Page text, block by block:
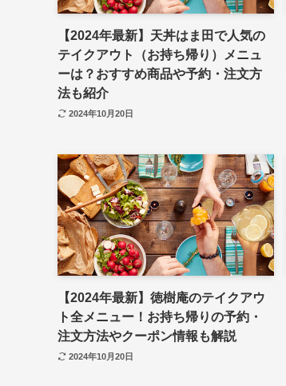
【2024年最新】天丼はま田で人気の
テイクアウト（お持ち帰り）メニュ
ーは？おすすめ商品や予約・注文方
法も紹介
2024年10月20日
【2024年最新】徳樹庵のテイクアウ
ト全メニュー！お持ち帰りの予約・
注文方法やクーポン情報も解説
2024年10月20日